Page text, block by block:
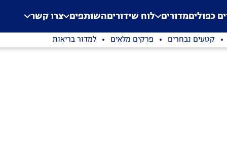
Application error: a
. כפוליםמדורים לוח שידוריםהשותפים צרו קשר
קטעים נבחרים פרקים מלאים למדור בריאות